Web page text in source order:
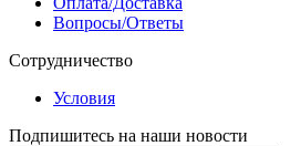
Вопросы/Ответы
Сотрудничество
Условия
Подпишитесь на наши новости